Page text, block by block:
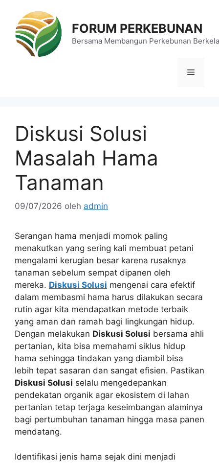
FORUM PERKEBUNAN
Bersama Membangun Perkebunan
Menu
Diskusi Solusi
Masalah Hama
Tanaman
09/07/2026 oleh admin
Serangan hama menjadi momok paling
menakutkan yang sering kali membuat petani
mengalami kerugian besar karena rusaknya
tanaman sebelum sempat dipanen oleh
mereka. Diskusi Solusi mengenai cara efektif
dalam membasmi hama harus dilakukan secara
rutin agar kita mendapatkan metode terbaik
yang aman dan ramah bagi lingkungan hidup.
Dengan melakukan Diskusi Solusi bersama ahli
pertanian, kita bisa memahami siklus hidup
hama sehingga tindakan yang diambil bisa
lebih tepat sasaran dan sangat efisien. Pastikan
Diskusi Solusi selalu mengedepankan
pendekatan organik agar ekosistem di lahan
pertanian tetap terjaga keseimbangan alaminya
bagi pertumbuhan tanaman hingga masa panen
mendatang.
Identifikasi jenis hama sejak dini menjadi